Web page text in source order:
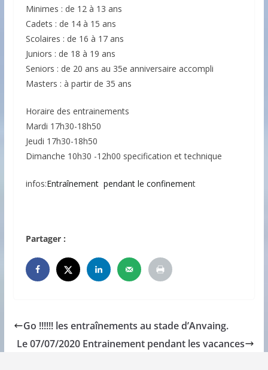
Minimes : de 12 à 13 ans
Cadets : de 14 à 15 ans
Scolaires : de 16 à 17 ans
Juniors : de 18 à 19 ans
Seniors : de 20 ans au 35e anniversaire accompli
Masters : à partir de 35 ans
Horaire des entrainements
Mardi 17h30-18h50
Jeudi 17h30-18h50
Dimanche 10h30 -12h00 specification et technique
infos:Entraînement pendant le confinement
Partager :
Go !!!!!! les entraînements au stade d’Anvaing.
Le 07/07/2020 Entrainement pendant les vacances